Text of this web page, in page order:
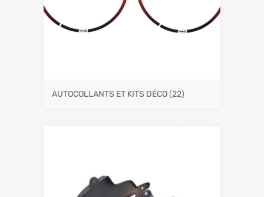
AUTOCOLLANTS ET KITS DÉCO(22)